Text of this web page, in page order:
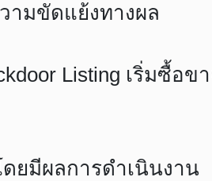
ามขัดแย้งทางผล
Listing เริ่มซื้อข
ยมีผลการดำเนินงาน